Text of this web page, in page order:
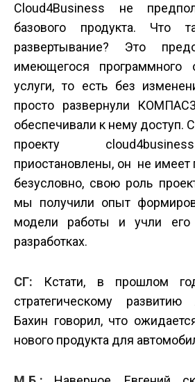
Сloud4Вusiness не
базового продукта. Что
развертывание? Это
имеющегося программного
услуги, то есть без
просто развернули
обеспечивали к нему доступ.
проекту
приостановлены, он не
безусловно, свою роль
мы получили опыт
модели работы и учли
разработках.
СГ: Кстати, в прошлом
стратегическому
Бахин говорил, что
нового продукта для